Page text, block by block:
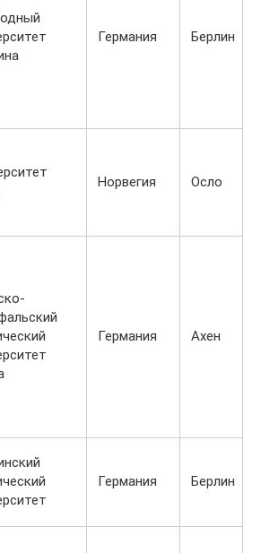
Германия Берлин
Норвегия Осло
Германия Ахен
Германия Берлин